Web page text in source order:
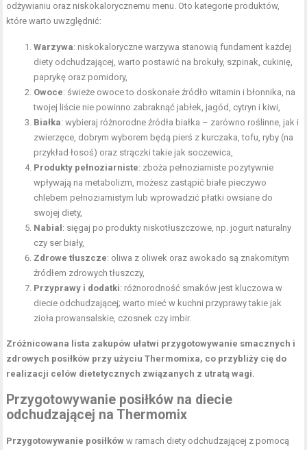
odżywianiu oraz niskokalorycznemu menu. Oto kategorie produktów,
które warto uwzględnić:
Warzywa: niskokaloryczne warzywa stanowią fundament każdej
diety odchudzającej, warto postawić na brokuły, szpinak, cukinię,
paprykę oraz pomidory,
Owoce: świeże owoce to doskonałe źródło witamin i błonnika, na
twojej liście nie powinno zabraknąć jabłek, jagód, cytryn i kiwi,
Białka: wybieraj różnorodne źródła białka – zarówno roślinne, jak i
zwierzęce, dobrym wyborem będą pierś z kurczaka, tofu, ryby (na
przykład łosoś) oraz strączki takie jak soczewica,
Produkty pełnoziarniste: zboża pełnoziarniste pozytywnie
wpływają na metabolizm, możesz zastąpić białe pieczywo
chlebem pełnoziarnistym lub wprowadzić płatki owsiane do
swojej diety,
Nabiał: sięgaj po produkty niskotłuszczowe, np. jogurt naturalny
czy ser biały,
Zdrowe tłuszcze: oliwa z oliwek oraz awokado są znakomitym
źródłem zdrowych tłuszczy,
Przyprawy i dodatki: różnorodność smaków jest kluczowa w
diecie odchudzającej; warto mieć w kuchni przyprawy takie jak
zioła prowansalskie, czosnek czy imbir.
Zróżnicowana lista zakupów ułatwi przygotowywanie smacznych i
zdrowych posiłków przy użyciu Thermomixa, co przybliży cię do
realizacji celów dietetycznych związanych z utratą wagi.
Przygotowywanie posiłków na diecie
odchudzającej na Thermomix
Przygotowywanie posiłków w ramach diety odchudzającej z pomocą